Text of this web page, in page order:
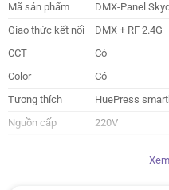
Mã sản phẩm
DMX-Panel
Giao thức kết nối
DMX + RF 2.4G
CCT
Có
Color
Có
Tương thích
HuePress
Nguồn cấp
220V